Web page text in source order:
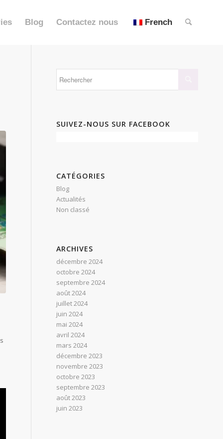
Blog Contactez nous French
SUIVEZ-NOUS SUR FACEBOOK
CATÉGORIES
Blog
Actualités
Non classé
ARCHIVES
décembre 2024
octobre 2024
septembre 2024
août 2024
juillet 2024
juin 2024
mai 2024
avril 2024
mars 2024
décembre 2023
novembre 2023
octobre 2023
septembre 2023
août 2023
juin 2023